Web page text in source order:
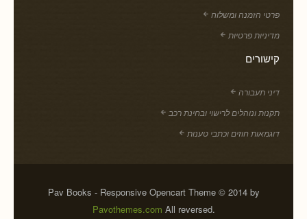
פרטי הזמנה ומשלוח
מדיניות פרטיות
קישורים
דיני תעבורה
תקנות ונוהלים לרישוי ובחינת רכב
דוגמאות חוזים וכתבי טענות
Pav Books - Responsive Opencart Theme © 2014 by
Pavothemes.com All reversed.